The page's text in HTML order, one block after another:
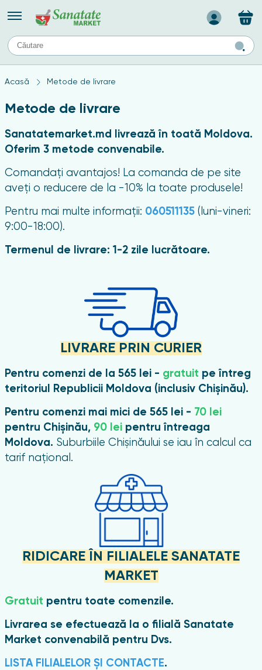
Назад
TIPURI DE TEN
Produse pentru ten mixt
Ten problematic
Acasă Metode de livrare
Metode de livrare
Sanatatemarket.md livrează în toată Moldova.
Oferim 3 metode convenabile.
Comandați avantajos! La comanda de pe site
aveți o reducere de la -10% la toate produsele!
Pentru mai multe informații: 060511135 (luni-vineri:
9:00-18:00).
Termenul de livrare: 1-2 zile lucrătoare.
LIVRARE PRIN CURIER
Pentru comenzi de la 565 lei - gratuit pe întreg
teritoriul Republicii Moldova (inclusiv Chișinău).
Pentru comenzi mai mici de 565 lei - 70 lei
pentru Chișinău, 90 lei pentru întreaga
Moldova. Suburbiile Chișinăului se iau în calcul ca
tarif național.
RIDICARE ÎN FILIALELE SANATATE
MARKET
Gratuit pentru toate comenzile.
Livrarea se efectuează la o filială Sanatate
Market convenabilă pentru Dvs.
LISTA FILIALELOR ȘI CONTACTE.